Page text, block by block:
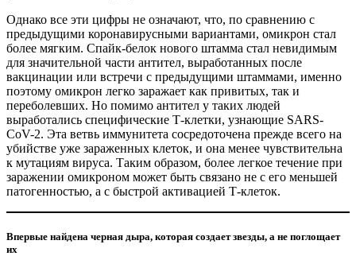
Однако все эти цифры не означают, что, по сравнению с
предыдущими коронавирусными вариантами, омикрон стал
более мягким. Спайк-белок нового штамма стал невидимым
для значительной части антител, выработанных после
вакцинации или встречи с предыдущими штаммами, именно
поэтому омикрон легко заражает как привитых, так и
переболевших. Но помимо антител у таких людей
выработались специфические Т-клетки, узнающие SARS-
CoV-2. Эта ветвь иммунитета сосредоточена прежде всего на
убийстве уже зараженных клеток, и она менее чувствительна
к мутациям вируса. Таким образом, более легкое течение при
заражении омикроном может быть связано не с его меньшей
патогенностью, а с быстрой активацией Т-клеток.
Впервые найдена черная дыра, которая создает звезды, а не поглощает
их